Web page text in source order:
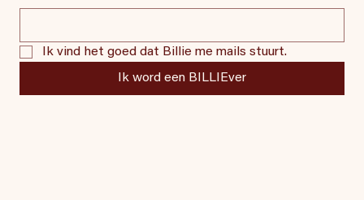
Ik vind het goed dat Billie me mails stuurt.
Ik word een BILLIEver